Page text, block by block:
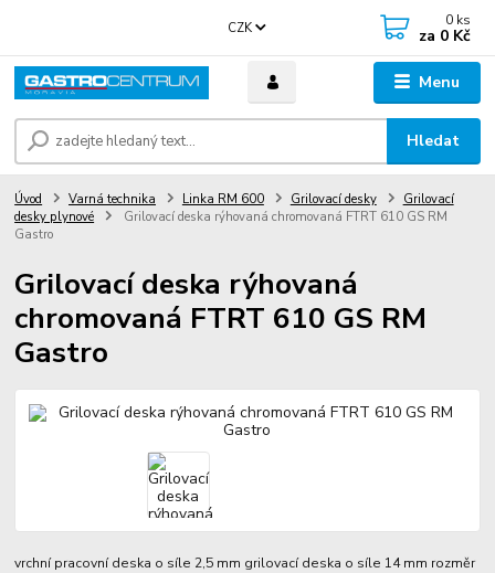
Menu
CZK
Hledat
0 ks
za 0 Kč
Úvod Varná technika Linka RM 600 Grilovací desky
Grilovací
desky plynové
Grilovací deska rýhovaná chromovaná FTRT 610 GS RM
Gastro
Grilovací deska rýhovaná
chromovaná FTRT 610 GS RM
Gastro
vrchní pracovní deska o síle 2,5 mm grilovací deska o síle 14 mm rozměr